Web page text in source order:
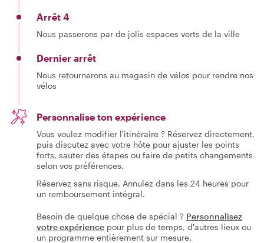
Arrêt 4
Nous passerons par de jolis espaces verts de la ville
Dernier arrêt
Nous retournerons au magasin de vélos pour rendre nos
vélos
Personnalise ton expérience
Vous voulez modifier l'itinéraire ? Réservez directement,
puis discutez avec votre hôte pour ajuster les points
forts, sauter des étapes ou faire de petits changements
selon vos préférences.
Réservez sans risque. Annulez dans les 24 heures pour
un remboursement intégral.
Besoin de quelque chose de spécial ? Personnalisez
votre expérience pour plus de temps, d'autres lieux ou
un programme entièrement sur mesure.